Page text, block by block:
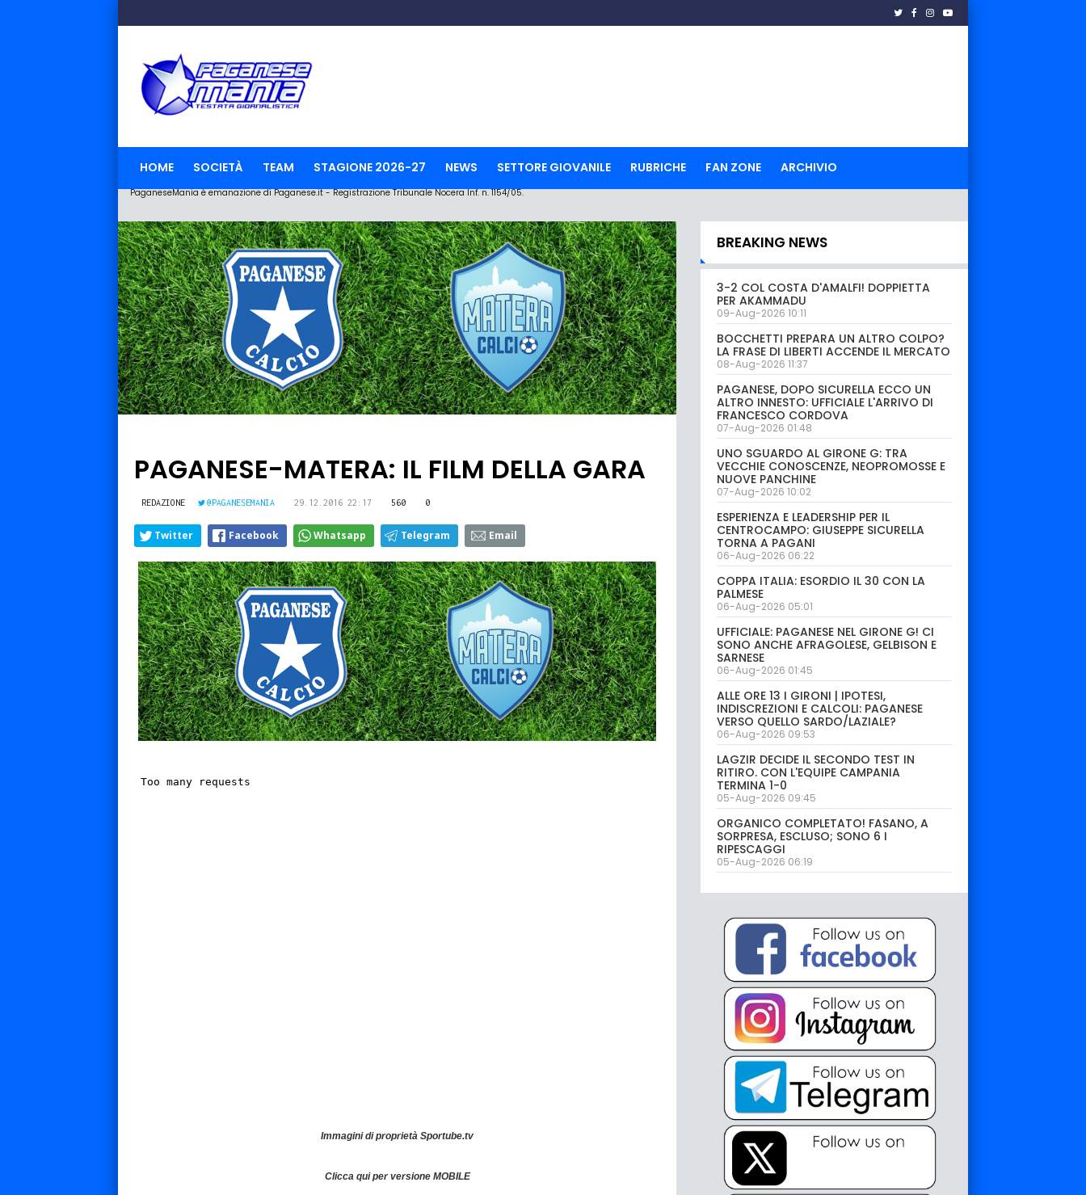
HOME SOCIETÀ TEAM STAGIONE 2026-27 NEWS SETTORE GIOVANILE RUBRICHE FAN ZONE ARCHIVIO
PaganeseMania è emanazione di Paganese.it - Registrazione Tribunale Nocera Inf. n. 1154/05.
PAGANESE-MATERA: IL FILM DELLA GARA
REDAZIONE @PAGANESEMANIA 29.12.2016 22:17 560 0
Twitter Facebook Whatsapp Telegram Email
Immagini di proprietà Sportube.tv
Clicca qui per versione MOBILE
BREAKING NEWS
3-2 COL COSTA D'AMALFI! DOPPIETTA
PER AKAMMADU
09-Aug-2026 10:11
BOCCHETTI PREPARA UN ALTRO COLPO?
LA FRASE DI LIBERTI ACCENDE IL MERCATO
08-Aug-2026 11:37
PAGANESE, DOPO SICURELLA ECCO UN
ALTRO INNESTO: UFFICIALE L'ARRIVO DI
FRANCESCO CORDOVA
07-Aug-2026 01:48
UNO SGUARDO AL GIRONE G: TRA
VECCHIE CONOSCENZE, NEOPROMOSSE E
NUOVE PANCHINE
07-Aug-2026 10:02
ESPERIENZA E LEADERSHIP PER IL
CENTROCAMPO: GIUSEPPE SICURELLA
TORNA A PAGANI
06-Aug-2026 06:22
COPPA ITALIA: ESORDIO IL 30 CON LA
PALMESE
06-Aug-2026 05:01
UFFICIALE: PAGANESE NEL GIRONE G! CI
SONO ANCHE AFRAGOLESE, GELBISON E
SARNESE
06-Aug-2026 01:45
ALLE ORE 13 I GIRONI | IPOTESI,
INDISCREZIONI E CALCOLI: PAGANESE
VERSO QUELLO SARDO/LAZIALE?
06-Aug-2026 09:53
LAGZIR DECIDE IL SECONDO TEST IN
RITIRO. CON L'EQUIPE CAMPANIA
TERMINA 1-0
05-Aug-2026 09:45
ORGANICO COMPLETATO! FASANO, A
SORPRESA, ESCLUSO; SONO 6 I
RIPESCAGGI
05-Aug-2026 06:19